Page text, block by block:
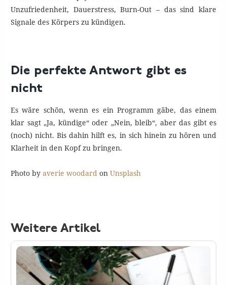
Unzufriedenheit, Dauerstress, Burn-Out – das sind klare
Signale des Körpers zu kündigen.
Die perfekte Antwort gibt es
nicht
Es wäre schön, wenn es ein Programm gäbe, das einem
klar sagt „Ja, kündige“ oder „Nein, bleib“, aber das gibt es
(noch) nicht. Bis dahin hilft es, in sich hinein zu hören und
Klarheit in den Kopf zu bringen.
Photo by averie woodard on Unsplash
Weitere Artikel